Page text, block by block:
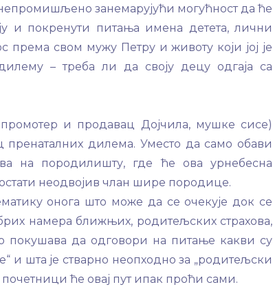
непромишљено занемарујући могућност да ће
и покренути питања имена детета, лични
свом мужу Петру и животу који јој је
– треба ли да своју децу одгаја са
и продавац Дојчила, мушке сисе)
дилема. Уместо да само обави
на породилишту, где ће ова урнебесна
неодвојив члан шире породице.
онога што може да се очекује док се
намера ближњих, родитељских страхова,
покушава да одговори на питање какви су
и шта је стварно неопходно за „родитељски
ће овај пут ипак проћи сами.